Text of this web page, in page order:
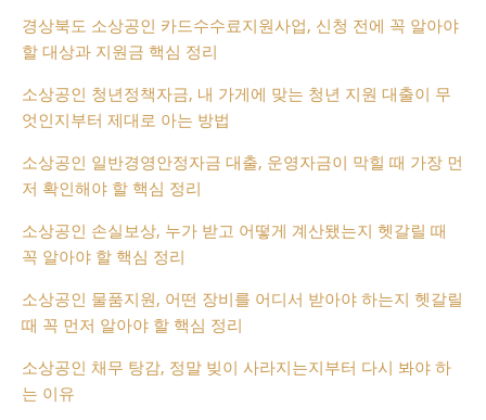
경상북도 소상공인 카드수수료지원사업, 신청 전에 꼭 알아야
할 대상과 지원금 핵심 정리
소상공인 청년정책자금, 내 가게에 맞는 청년 지원 대출이 무
엇인지부터 제대로 아는 방법
소상공인 일반경영안정자금 대출, 운영자금이 막힐 때 가장 먼
저 확인해야 할 핵심 정리
소상공인 손실보상, 누가 받고 어떻게 계산됐는지 헷갈릴 때
꼭 알아야 할 핵심 정리
소상공인 물품지원, 어떤 장비를 어디서 받아야 하는지 헷갈릴
때 꼭 먼저 알아야 할 핵심 정리
소상공인 채무 탕감, 정말 빚이 사라지는지부터 다시 봐야 하
는 이유